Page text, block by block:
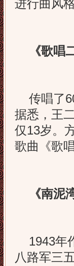
进行曲风格
《歌唱
传唱了
据悉，王
仅13岁。
歌曲《歌
《南泥
1943年
八路军三